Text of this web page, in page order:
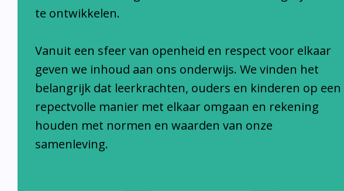
te ontwikkelen.
Vanuit een sfeer van openheid en respect voor elkaar
geven we inhoud aan ons onderwijs. We vinden het
belangrijk dat leerkrachten, ouders en kinderen op een
repectvolle manier met elkaar omgaan en rekening
houden met normen en waarden van onze
samenleving.